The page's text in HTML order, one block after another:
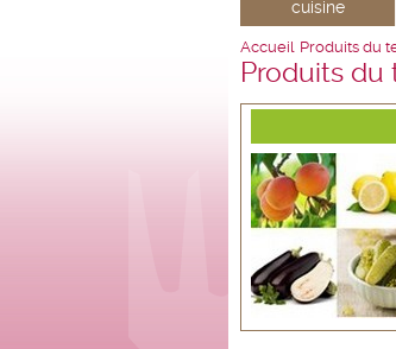
cuisine
Accueil Produits du
Produits du